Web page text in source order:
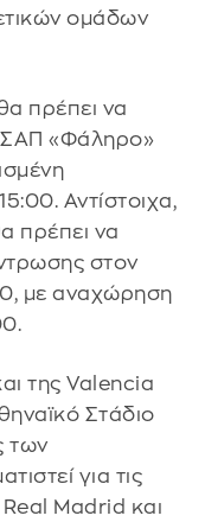
ομάδων
πρέπει να
«Φάληρο»
Αντίστοιχα,
πρέπει να
στον
με αναχώρηση
της Valencia
Στάδιο
των
για τις
Madrid και